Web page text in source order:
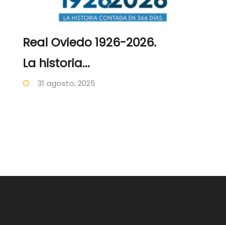
Real Oviedo 1926-2026.
La historia...
31 agosto, 2025